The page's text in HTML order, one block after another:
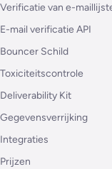
Verificatie van e-
E-mail verificatie API
Bouncer Schild
Toxiciteitscontrole
Deliverability Kit
Gegevensverrijking
Integraties
Prijzen